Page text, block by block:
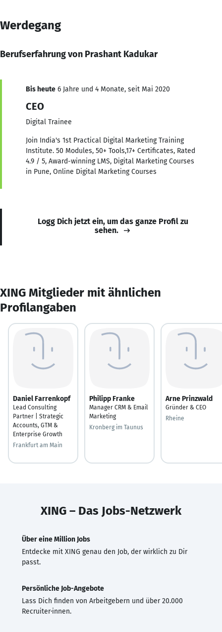
Werdegang
Berufserfahrung von Prashant Kadukar
Bis heute 6 Jahre und 4 Monate, seit Mai 2020
CEO
Digital Trainee
Join India's 1st Practical Digital Marketing Training
Institute. 50 Modules, 50+ Tools,17+ Certificates, Rated
4.9 / 5, Award-winning LMS, Digital Marketing Courses
in Pune, Online Digital Marketing Courses
Logg Dich jetzt ein, um das ganze Profil zu
sehen.
XING Mitglieder mit ähnlichen
Profilangaben
Daniel Farrenkopf
Lead Consulting
Partner | Strategic
Accounts, GTM &
Enterprise Growth
Frankfurt am Main
Philipp Franke
Manager CRM & Email
Marketing
Kronberg im Taunus
Arne Prinzwald
Gründer & CEO
Rheine
XING – Das Jobs-Netzwerk
Über eine Million Jobs
Entdecke mit XING genau den Job, der wirklich zu Dir
passt.
Persönliche Job-Angebote
Lass Dich finden von Arbeitgebern und über 20.000
Recruiter·innen.